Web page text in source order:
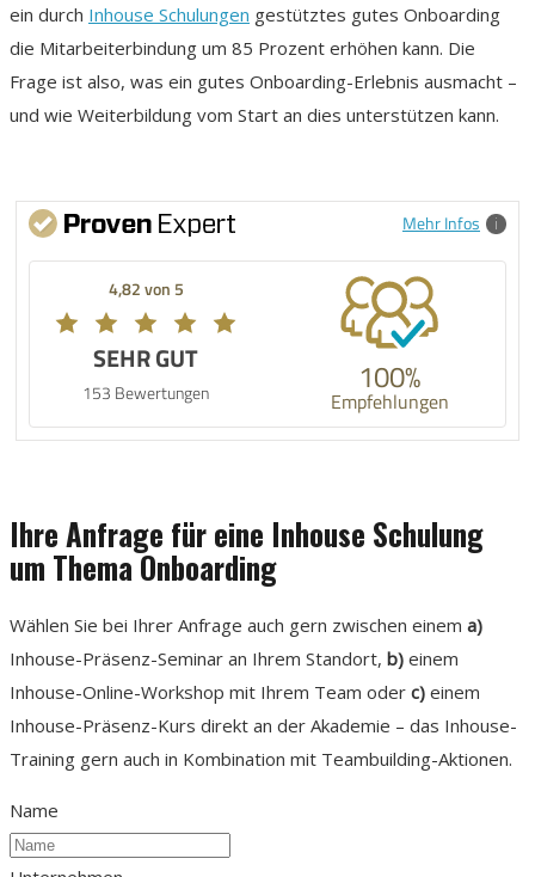
ein durch Inhouse Schulungen gestütztes gutes Onboarding
die Mitarbeiterbindung um 85 Prozent erhöhen kann. Die
Frage ist also, was ein gutes Onboarding-Erlebnis ausmacht –
und wie Weiterbildung vom Start an dies unterstützen kann.
Mehr Infos
4,82 von 5
SEHR GUT
153 Bewertungen 100%
Empfehlungen
Ihre Anfrage für eine Inhouse Schulung
um Thema Onboarding
Wählen Sie bei Ihrer Anfrage auch gern zwischen einem a)
Inhouse-Präsenz-Seminar an Ihrem Standort, b) einem
Inhouse-Online-Workshop mit Ihrem Team oder c) einem
Inhouse-Präsenz-Kurs direkt an der Akademie – das Inhouse-
Training gern auch in Kombination mit Teambuilding-Aktionen.
Name